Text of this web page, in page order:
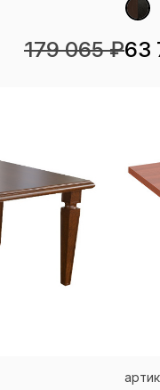
179 065 ₽63